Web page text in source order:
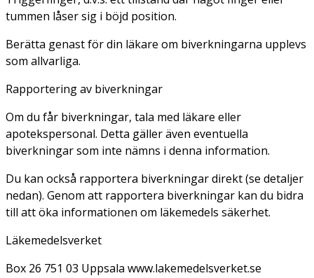
tummen låser sig i böjd position.
Berätta genast för din läkare om biverkningarna upplevs
som allvarliga.
Rapportering av biverkningar
Om du får biverkningar, tala med läkare eller
apotekspersonal. Detta gäller även eventuella
biverkningar som inte nämns i denna information.
Du kan också rapportera biverkningar direkt (se detaljer
nedan). Genom att rapportera biverkningar kan du bidra
till att öka informationen om läkemedels säkerhet.
Läkemedelsverket
Box 26 751 03 Uppsala www.lakemedelsverket.se